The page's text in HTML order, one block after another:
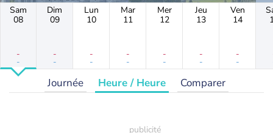
Sam
08
-
-
Dim
09
-
-
Lun
10
-
-
Mar
11
-
-
Mer
12
-
-
Jeu
13
-
-
Ven
14
-
-
Journée Heure / Heure Comparer